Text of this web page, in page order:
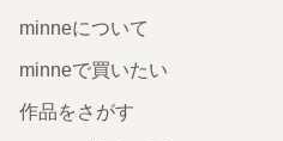
minneについて
minneで買いたい
作品をさがす